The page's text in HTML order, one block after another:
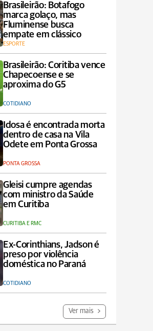
Brasileirão: Botafogo
marca golaço, mas
Fluminense busca
empate em clássico
ESPORTE
Brasileirão: Coritiba vence
Chapecoense e se
aproxima do G5
COTIDIANO
Idosa é encontrada morta
dentro de casa na Vila
Odete em Ponta Grossa
PONTA GROSSA
Gleisi cumpre agendas
com ministro da Saúde
em Curitiba
CURITIBA E RMC
Ex-Corinthians, Jadson é
preso por violência
doméstica no Paraná
COTIDIANO
Ver mais